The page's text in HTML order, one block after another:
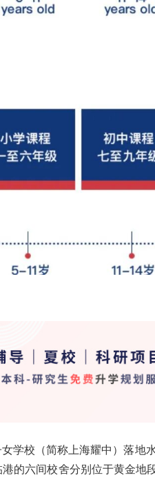
学校（简称上海耀中）落地
的六间校舍分别位于黄金地